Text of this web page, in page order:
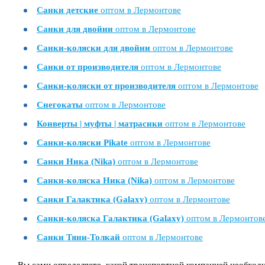
Санки детские оптом в Лермонтове
Санки для двойни оптом в Лермонтове
Санки-коляски для двойни оптом в Лермонтове
Санки от производителя оптом в Лермонтове
Санки-коляски от производителя оптом в Лермонтове
Снегокаты оптом в Лермонтове
Конверты | муфты | матрасики оптом в Лермонтове
Санки-коляски Pikate оптом в Лермонтове
Санки Ника (Nika) оптом в Лермонтове
Санки-коляска Ника (Nika) оптом в Лермонтове
Санки Галактика (Galaxy) оптом в Лермонтове
Санки-коляска Галактика (Galaxy) оптом в
Санки Тяни-Толкай оптом в Лермонтове